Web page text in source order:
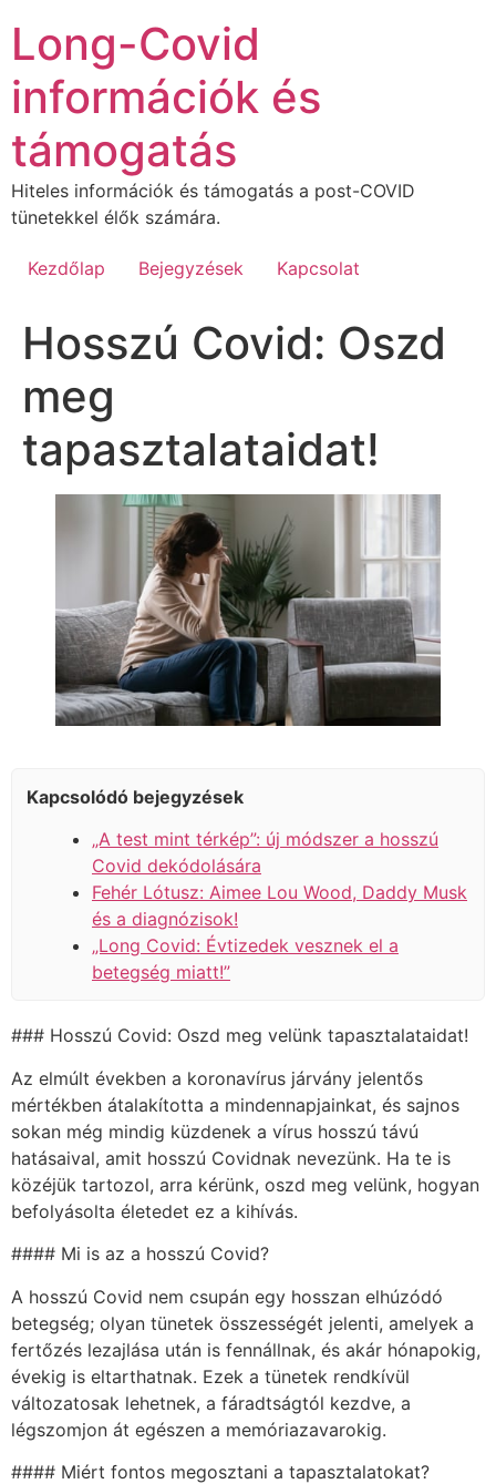
tartalomhoz
Long-Covid
információk és
támogatás
Hiteles információk és támogatás a post-COVID
tünetekkel élők számára.
Kezdőlap Bejegyzések Kapcsolat
Hosszú Covid: Oszd
meg
tapasztalataidat!
Kapcsolódó bejegyzések
„A test mint térkép”: új módszer a hosszú
Covid dekódolására
Fehér Lótusz: Aimee Lou Wood, Daddy Musk
és a diagnózisok!
„Long Covid: Évtizedek vesznek el a
betegség miatt!”
### Hosszú Covid: Oszd meg velünk tapasztalataidat!
Az elmúlt években a koronavírus járvány jelentős
mértékben átalakította a mindennapjainkat, és sajnos
sokan még mindig küzdenek a vírus hosszú távú
hatásaival, amit hosszú Covidnak nevezünk. Ha te is
közéjük tartozol, arra kérünk, oszd meg velünk, hogyan
befolyásolta életedet ez a kihívás.
#### Mi is az a hosszú Covid?
A hosszú Covid nem csupán egy hosszan elhúzódó
betegség; olyan tünetek összességét jelenti, amelyek a
fertőzés lezajlása után is fennállnak, és akár hónapokig,
évekig is eltarthatnak. Ezek a tünetek rendkívül
változatosak lehetnek, a fáradtságtól kezdve, a
légszomjon át egészen a memóriazavarokig.
#### Miért fontos megosztani a tapasztalatokat?